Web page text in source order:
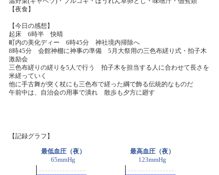
【夜食】
【今日の感想】
起床 6時半 快晴
町内の美化ディー 6時45分 神社境内掃除へ
8時45分 会館神棚に神事の準備 5月大祭用の三色布縒り式・拍子木
激励会
三色布縒りの縒りを5人で行う 拍子木を担当する人に合わせて長さを
米縒っていく
他に手古舞が突く杖にも三色布で縒った綱で飾る伝統的なものだ
午前中は、自治会の用事で潰れ 散歩も夕方に廻す
【記録グラフ】
最低血圧（夜）
65mmHg
最高血圧（夜）
123mmHg